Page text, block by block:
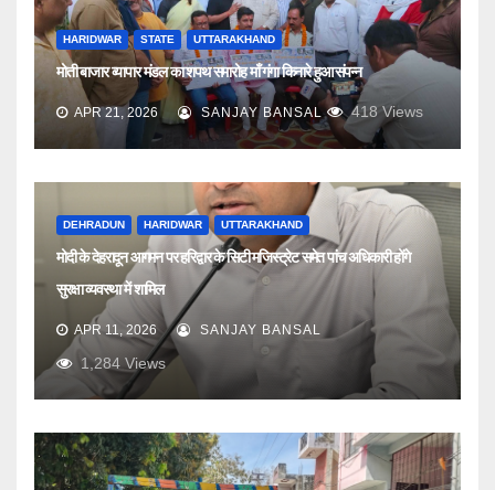
HARIDWAR STATE UTTARAKHAND
मोती बाजार व्यापार मंडल का शपथ समारोह माँ गंगा किनारे हुआ संपन्न
APR 21, 2026 SANJAY BANSAL 418Views
DEHRADUN HARIDWAR UTTARAKHAND
मोदी के देहरादून आगमन पर हरिद्वार के सिटी मजिस्ट्रेट समेत पांच अधिकारी होंगे
सुरक्षा व्यवस्था में शामिल
APR 11, 2026 SANJAY BANSAL
1,284 Views